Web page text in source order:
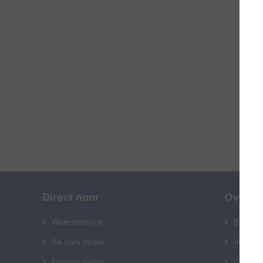
Direct naar
Weerstations
24 uurs radar
Over